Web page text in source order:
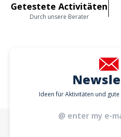
Getestete Activitäten
Durch unsere Berater
Ideen für Aktivitäten und